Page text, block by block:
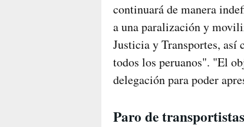
continuará de manera
a una paralización y
Justicia y Transportes, así
todos los peruanos". "El
delegación para poder
Paro de